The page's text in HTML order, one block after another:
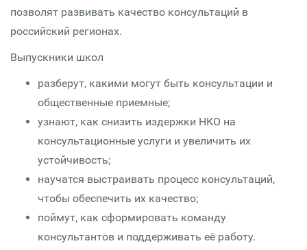
позволят развивать качество консультаций в
российский регионах.
Выпускники школ
разберут, какими могут быть консультации и
общественные приемные;
узнают, как снизить издержки НКО на
консультационные услуги и увеличить их
устойчивость;
научатся выстраивать процесс консультаций,
чтобы обеспечить их качество;
поймут, как сформировать команду
консультантов и поддерживать её работу.